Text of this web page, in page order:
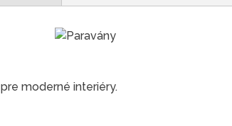
moderné interiéry.